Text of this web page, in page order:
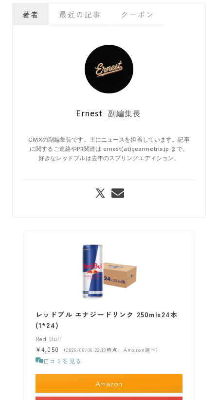
著者 最近の記事 クーポン
Ernest 副編集長
GMXの副編集長です。主にニュースを担当しています。記事
に関するご連絡やPR関連は ernest(at)gearmetrix.jp まで。
好きなレッドブルは去年のスプリングエディション。
レッドブル エナジードリンク 250mlx24本
(1*24)
Red Bull
¥4,050
（2026/08/06 22:19時点 | Amazon調べ）
口コミを見る
Amazon